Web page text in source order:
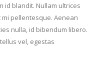
id blandit. Nullam ultrices
pellentesque. Aenean
nulla, id bibendum libero.
vel, egestas